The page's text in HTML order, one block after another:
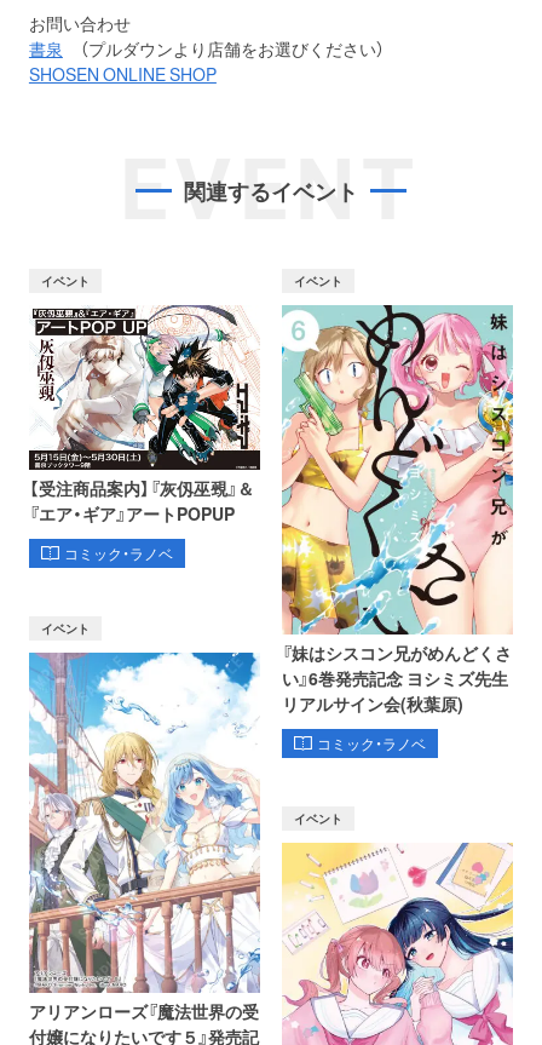
お問い合わせ
書泉 （プルダウンより店舗をお選びください）
SHOSEN ONLINE SHOP
EVENT
関連するイベント
イベント
【受注商品案内】『灰仭巫覡』＆
『エア・ギア』アートPOPUP
コミック・ラノベ
イベント
『妹はシスコン兄がめんどくさ
い』6巻発売記念 ヨシミズ先生
リアルサイン会(秋葉原)
コミック・ラノベ
イベント
アリアンローズ『魔法世界の受
付嬢になりたいです５』発売記
イベント